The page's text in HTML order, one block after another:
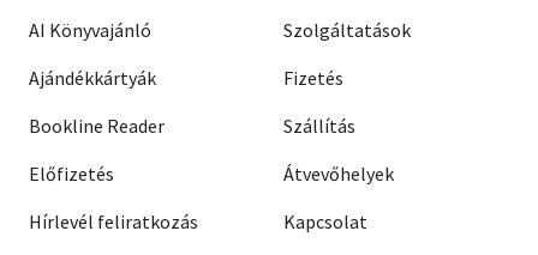
AI Könyvajánló
Ajándékkártyák
Bookline Reader
Előfizetés
Hírlevél feliratkozás
Szolgáltatások
Fizetés
Szállítás
Átvevőhelyek
Kapcsolat